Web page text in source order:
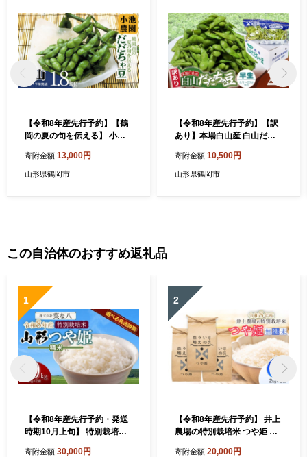
【令和8年産先行予約】【鶴
岡の夏の旬を伝える】 小池
1.8kg（600g×3袋） k-832
寄附金額 13,000円
山形県鶴岡市
【令和8年産先行予約】【訳
あり】本場白山産 白山だだ
（500g×4袋） 農家 長四郎
寄附金額 10,500円
山形県鶴岡市
この自治体のおすすめ返礼品
1
【令和8年産先行予約・発送
時期10月上旬】 特別栽培米
寄附金額 30,000円
2
【令和8年産先行予約】 井上
農場の特別栽培米 つや姫 無
寄附金額 20,000円